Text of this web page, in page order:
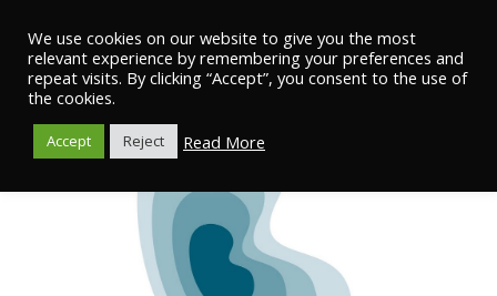
We use cookies on our website to give you the most
relevant experience by remembering your preferences and
repeat visits. By clicking “Accept”, you consent to the use of
the cookies.
Accept Reject Read More